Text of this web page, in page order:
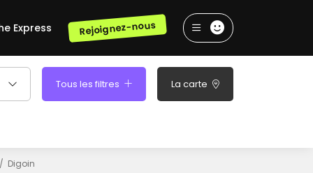
Express Rejoignez-nous
Tous les filtres La carte
Digoin